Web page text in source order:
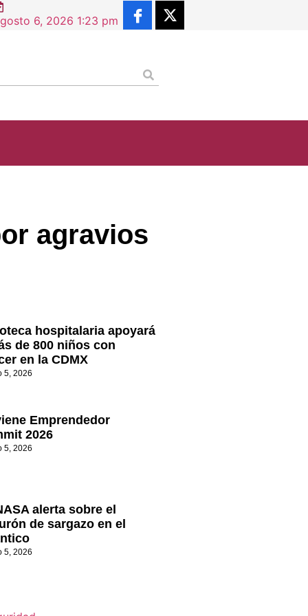
Situación Profesional supera los 2.5 millones de
6, 2026 1:23 pm
agravios
hospitalaria apoyará
de 800 niños con
en la CDMX
5, 2026
Emprendedor
2026
5, 2026
alerta sobre el
de sargazo en el
5, 2026